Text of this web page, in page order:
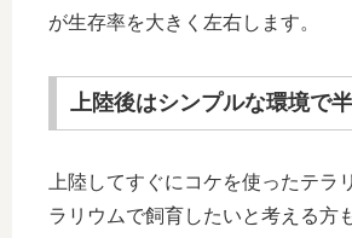
が生存率を大きく左右します。
上陸後はシンプルな環境で
上陸してすぐにコケを使ったテラ
ラリウムで飼育したいと考える方